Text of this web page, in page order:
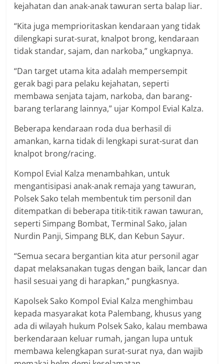
kejahatan dan anak-anak tawuran serta balap liar.
“Kita juga memprioritaskan kendaraan yang tidak
dilengkapi surat-surat, knalpot brong, kendaraan
tidak standar, sajam, dan narkoba,” ungkapnya.
“Dan target utama kita adalah mempersempit
gerak bagi para pelaku kejahatan, seperti
membawa senjata tajam, narkoba, dan barang-
barang terlarang lainnya,” ujar Kompol Evial Kalza.
Beberapa kendaraan roda dua berhasil di
amankan, karna tidak di lengkapi surat-surat dan
knalpot brong/racing.
Kompol Evial Kalza menambahkan, untuk
mengantisipasi anak-anak remaja yang tawuran,
Polsek Sako telah membentuk tim personil dan
ditempatkan di beberapa titik-titik rawan tawuran,
seperti Simpang Bombat, Terminal Sako, jalan
Nurdin Panji, Simpang BLK, dan Kebun Sayur.
“Semua secara bergantian kita atur personil agar
dapat melaksanakan tugas dengan baik, lancar dan
hasil sesuai yang di harapkan,” pungkasnya.
Kapolsek Sako Kompol Evial Kalza menghimbau
kepada masyarakat kota Palembang, khusus yang
ada di wilayah hukum Polsek Sako, kalau membawa
berkendaraan keluar rumah, jangan lupa untuk
membawa kelengkapan surat-surat nya, dan wajib